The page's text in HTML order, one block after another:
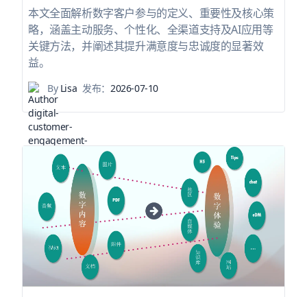
本文全面解析数字客户参与的定义、重要性及核心策
略，涵盖主动服务、个性化、全渠道支持及AI应用等
关键方法，并阐述其提升满意度与忠诚度的显著效
益。
ByLisa 发布：2026-07-10